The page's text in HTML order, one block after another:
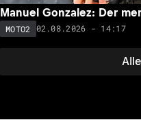
Manuel Gonzalez: Der
MOTO2 02.08.2026 - 14:17